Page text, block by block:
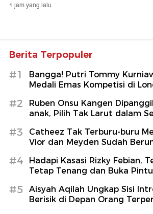
1 jam yang lalu
Berita Terpopuler
#1
Bangga! Putri Tommy
Medali Emas Kompetisi di
#2
Ruben Onsu Kangen
anak, Pilih Tak Larut dalam
#3
Catheez Tak Terburu-buru
Vior dan Meyden Sudah
#4
Hadapi Kasasi Rizky Febian,
Tetap Tenang dan Buka
#5
Aisyah Aqilah Ungkap Sisi
Berisik di Depan Orang